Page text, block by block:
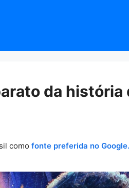
da história
como fonte preferida no Google.